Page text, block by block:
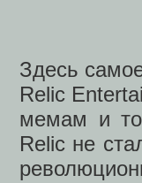
Здесь
Relic
мемам и
Relic не